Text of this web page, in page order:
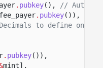
. pubkey(),
//
. pubkey()),
to define on the
. pubkey()),
mint],